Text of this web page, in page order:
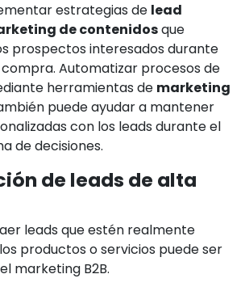
estrategias de lead
de contenidosque
prospectos interesados durante
Automatizar procesos de
herramientas de marketing
puede ayudar a mantener
con los leads durante el
de decisiones.
de leads de alta
leads que estén realmente
productos o servicios puede ser
marketing B2B.